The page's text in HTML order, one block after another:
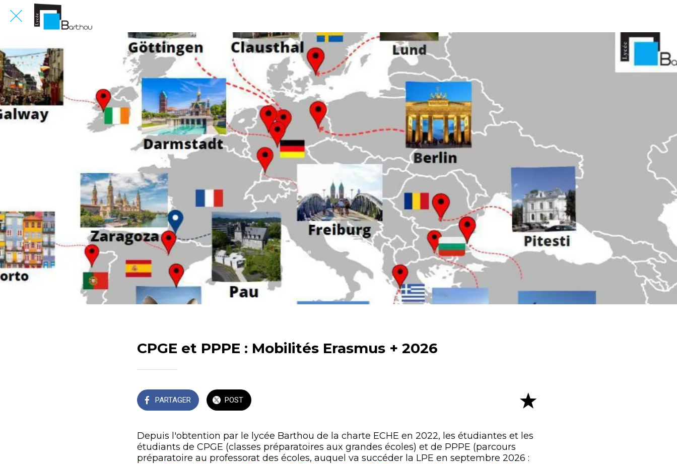
CPGE et PPPE : Mobilités Erasmus + 2026
PARTAGER POST
Depuis l'obtention par le lycée Barthou de la charte ECHE en 2022, les étudiantes et les
étudiants de CPGE (classes préparatoires aux grandes écoles) et de PPPE (parcours
préparatoire au professorat des écoles, auquel va succéder la LPE en septembre 2026 :